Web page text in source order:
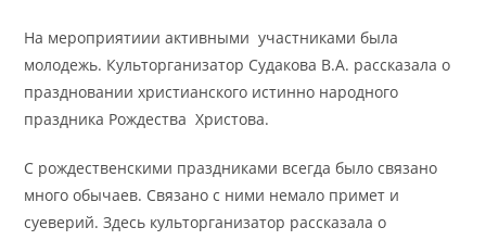
На мероприятиии активными участниками была
молодежь. Культорганизатор Судакова В.А. рассказала о
праздновании христианского истинно народного
праздника Рождества Христова.
С рождественскими праздниками всегда было связано
много обычаев. Связано с ними немало примет и
суеверий. Здесь культорганизатор рассказала о